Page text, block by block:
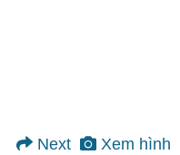
Xem hình
Next